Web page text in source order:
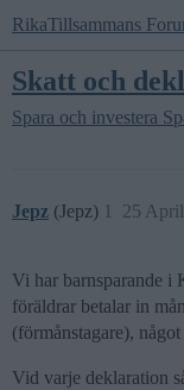
RikaTillsammans
Skatt och
Spara och investera
Jepz (Jepz) 25
1
Vi har barnsparande i
föräldrar betalar in
(förmånstagare),
Vid varje deklaration